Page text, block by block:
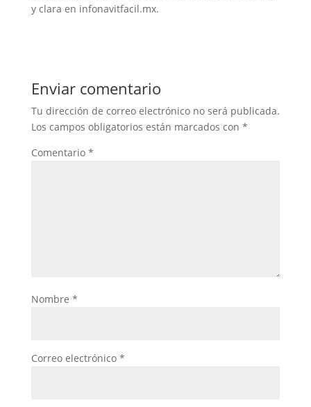
y clara en infonavitfacil.mx.
Enviar comentario
Tu dirección de correo electrónico no será publicada.
Los campos obligatorios están marcados con *
Comentario *
Nombre *
Correo electrónico *